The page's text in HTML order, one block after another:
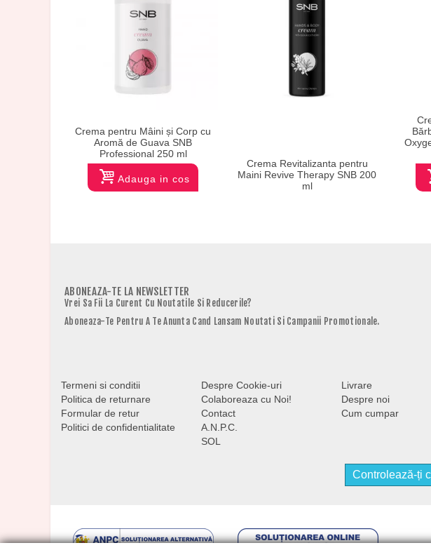
Crema pentru Mâini și Corp cu
Aromă de Guava SNB
Professional 250 ml
Adauga in cos
Crema Revitalizanta pentru
Maini Revive Therapy SNB 200
ml
ABONEAZA-TE LA NEWSLETTER
Vrei Sa Fii La Curent Cu Noutatile Si Reducerile?
Aboneaza-Te Pentru A Te Anunta Cand Lansam Noutati Si Campanii Promotionale.
Termeni si conditii
Politica de returnare
Formular de retur
Politici de confidentialitate
Despre Cookie-uri
Colaboreaza cu Noi!
Contact
A.N.P.C.
SOL
Livrare
Despre noi
Cum cumpar
Controlează-ți